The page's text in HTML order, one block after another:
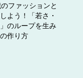
ファッションと
よう！「若さ・
のループを生み
作り方